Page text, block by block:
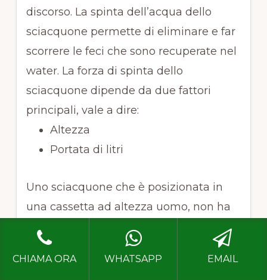
discorso. La spinta dell’acqua dello
sciacquone permette di eliminare e far
scorrere le feci che sono recuperate nel
water. La forza di spinta dello
sciacquone dipende da due fattori
principali, vale a dire:
Altezza
Portata di litri
Uno sciacquone che è posizionata in
una cassetta ad altezza uomo, non ha
una grande spinta, ma comunque è
possibile che essa contenga molti litri.
Quindi la pressione dell’acqua è
CHIAMA ORA WHATSAPP EMAIL